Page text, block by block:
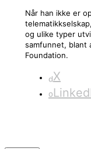
Når han ikke er
og ulike typer
samfunnet, blant
Foundation.
X